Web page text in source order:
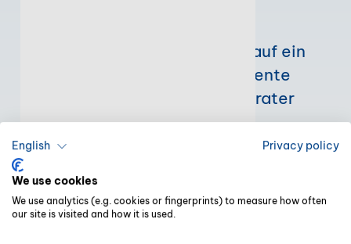
Buchhaltung ohne Probleme auf ein
neues Niveau. Unsere intelligente
Komplettlösung für Steuerberater
vereint dieGrundsätze
ordnungsgemäßer Buchführung,
Integration in einer Software. Von der
Plan-BWA über die Einnahmen-
English Privacy policy
We use cookies
We use analytics (e.g. cookies or fingerprints) to measure how often
our site is visited and how it is used.